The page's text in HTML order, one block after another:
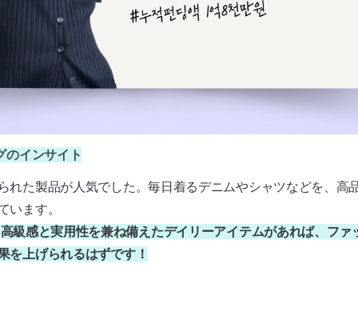
のインサイト
れた製品が人気でした。毎日着るデニムやシャツなどを、高
います。
高級感と実用性を兼ね備えたデイリーアイテムがあれば、ファ
を上げられるはずです！